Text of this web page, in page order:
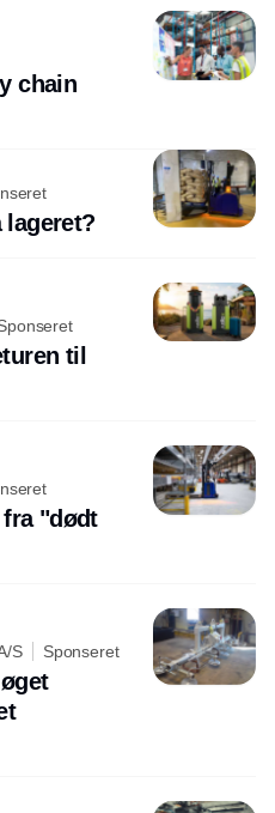
chain
til
"dødt
S Sponseret